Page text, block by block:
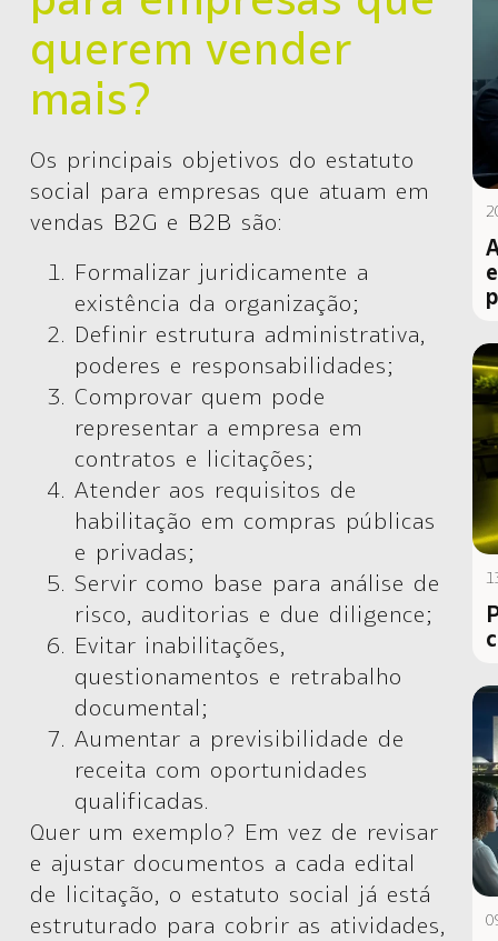
querem vender
mais?
Os principais objetivos do estatuto
social para empresas que atuam em
vendas B2G e B2B são:
Formalizar juridicamente a
existência da organização;
Definir estrutura administrativa,
poderes e responsabilidades;
Comprovar quem pode
representar a empresa em
contratos e licitações;
Atender aos requisitos de
habilitação em compras públicas
e privadas;
Servir como base para análise de
risco, auditorias e due diligence;
Evitar inabilitações,
questionamentos e retrabalho
documental;
Aumentar a previsibilidade de
receita com oportunidades
qualificadas.
Quer um exemplo? Em vez de revisar
e ajustar documentos a cada edital
de licitação, o estatuto social já está
estruturado para cobrir as atividades,